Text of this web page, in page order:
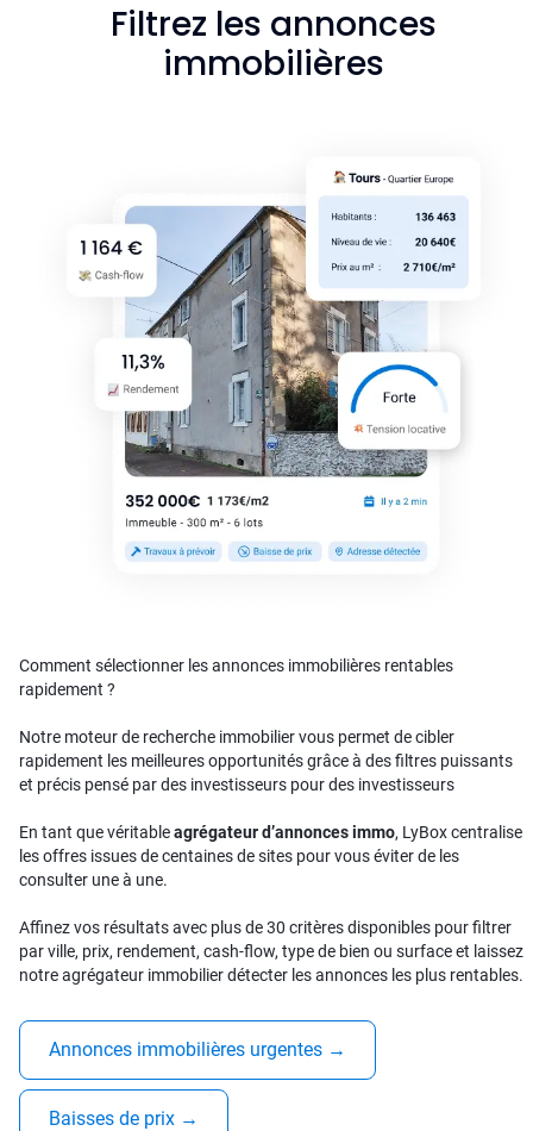
Filtrez les annonces
immobilières
Comment sélectionner les annonces immobilières rentables
rapidement ?
Notre moteur de recherche immobilier vous permet de cibler
rapidement les meilleures opportunités grâce à des filtres puissants
et précis pensé par des investisseurs pour des investisseurs
En tant que véritableagrégateur d’annonces immo, LyBox centralise
les offres issues de centaines de sites pour vous éviter de les
consulter une à une.
Affinez vos résultats avec plus de 30 critères disponibles pour filtrer
par ville, prix, rendement, cash-flow, type de bien ou surface et laissez
notre agrégateur immobilier détecter les annonces les plus rentables.
Annonces immobilières urgentes →
Baisses de prix →